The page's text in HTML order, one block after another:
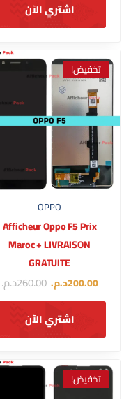
اشتري الآن
تخفيض!
OPPO
Afficheur Oppo F5 Prix
Maroc + LIVRAISON
GRATUITE
200.00د.م. 260.00د.م.
اشتري الآن
تخفيض!